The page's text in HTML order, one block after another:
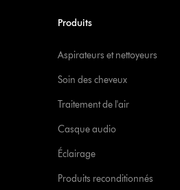
Produits
Aspirateurs et nettoyeurs
Soin des cheveux
Traitement de l'air
Casque audio
Éclairage
Produits reconditionnés